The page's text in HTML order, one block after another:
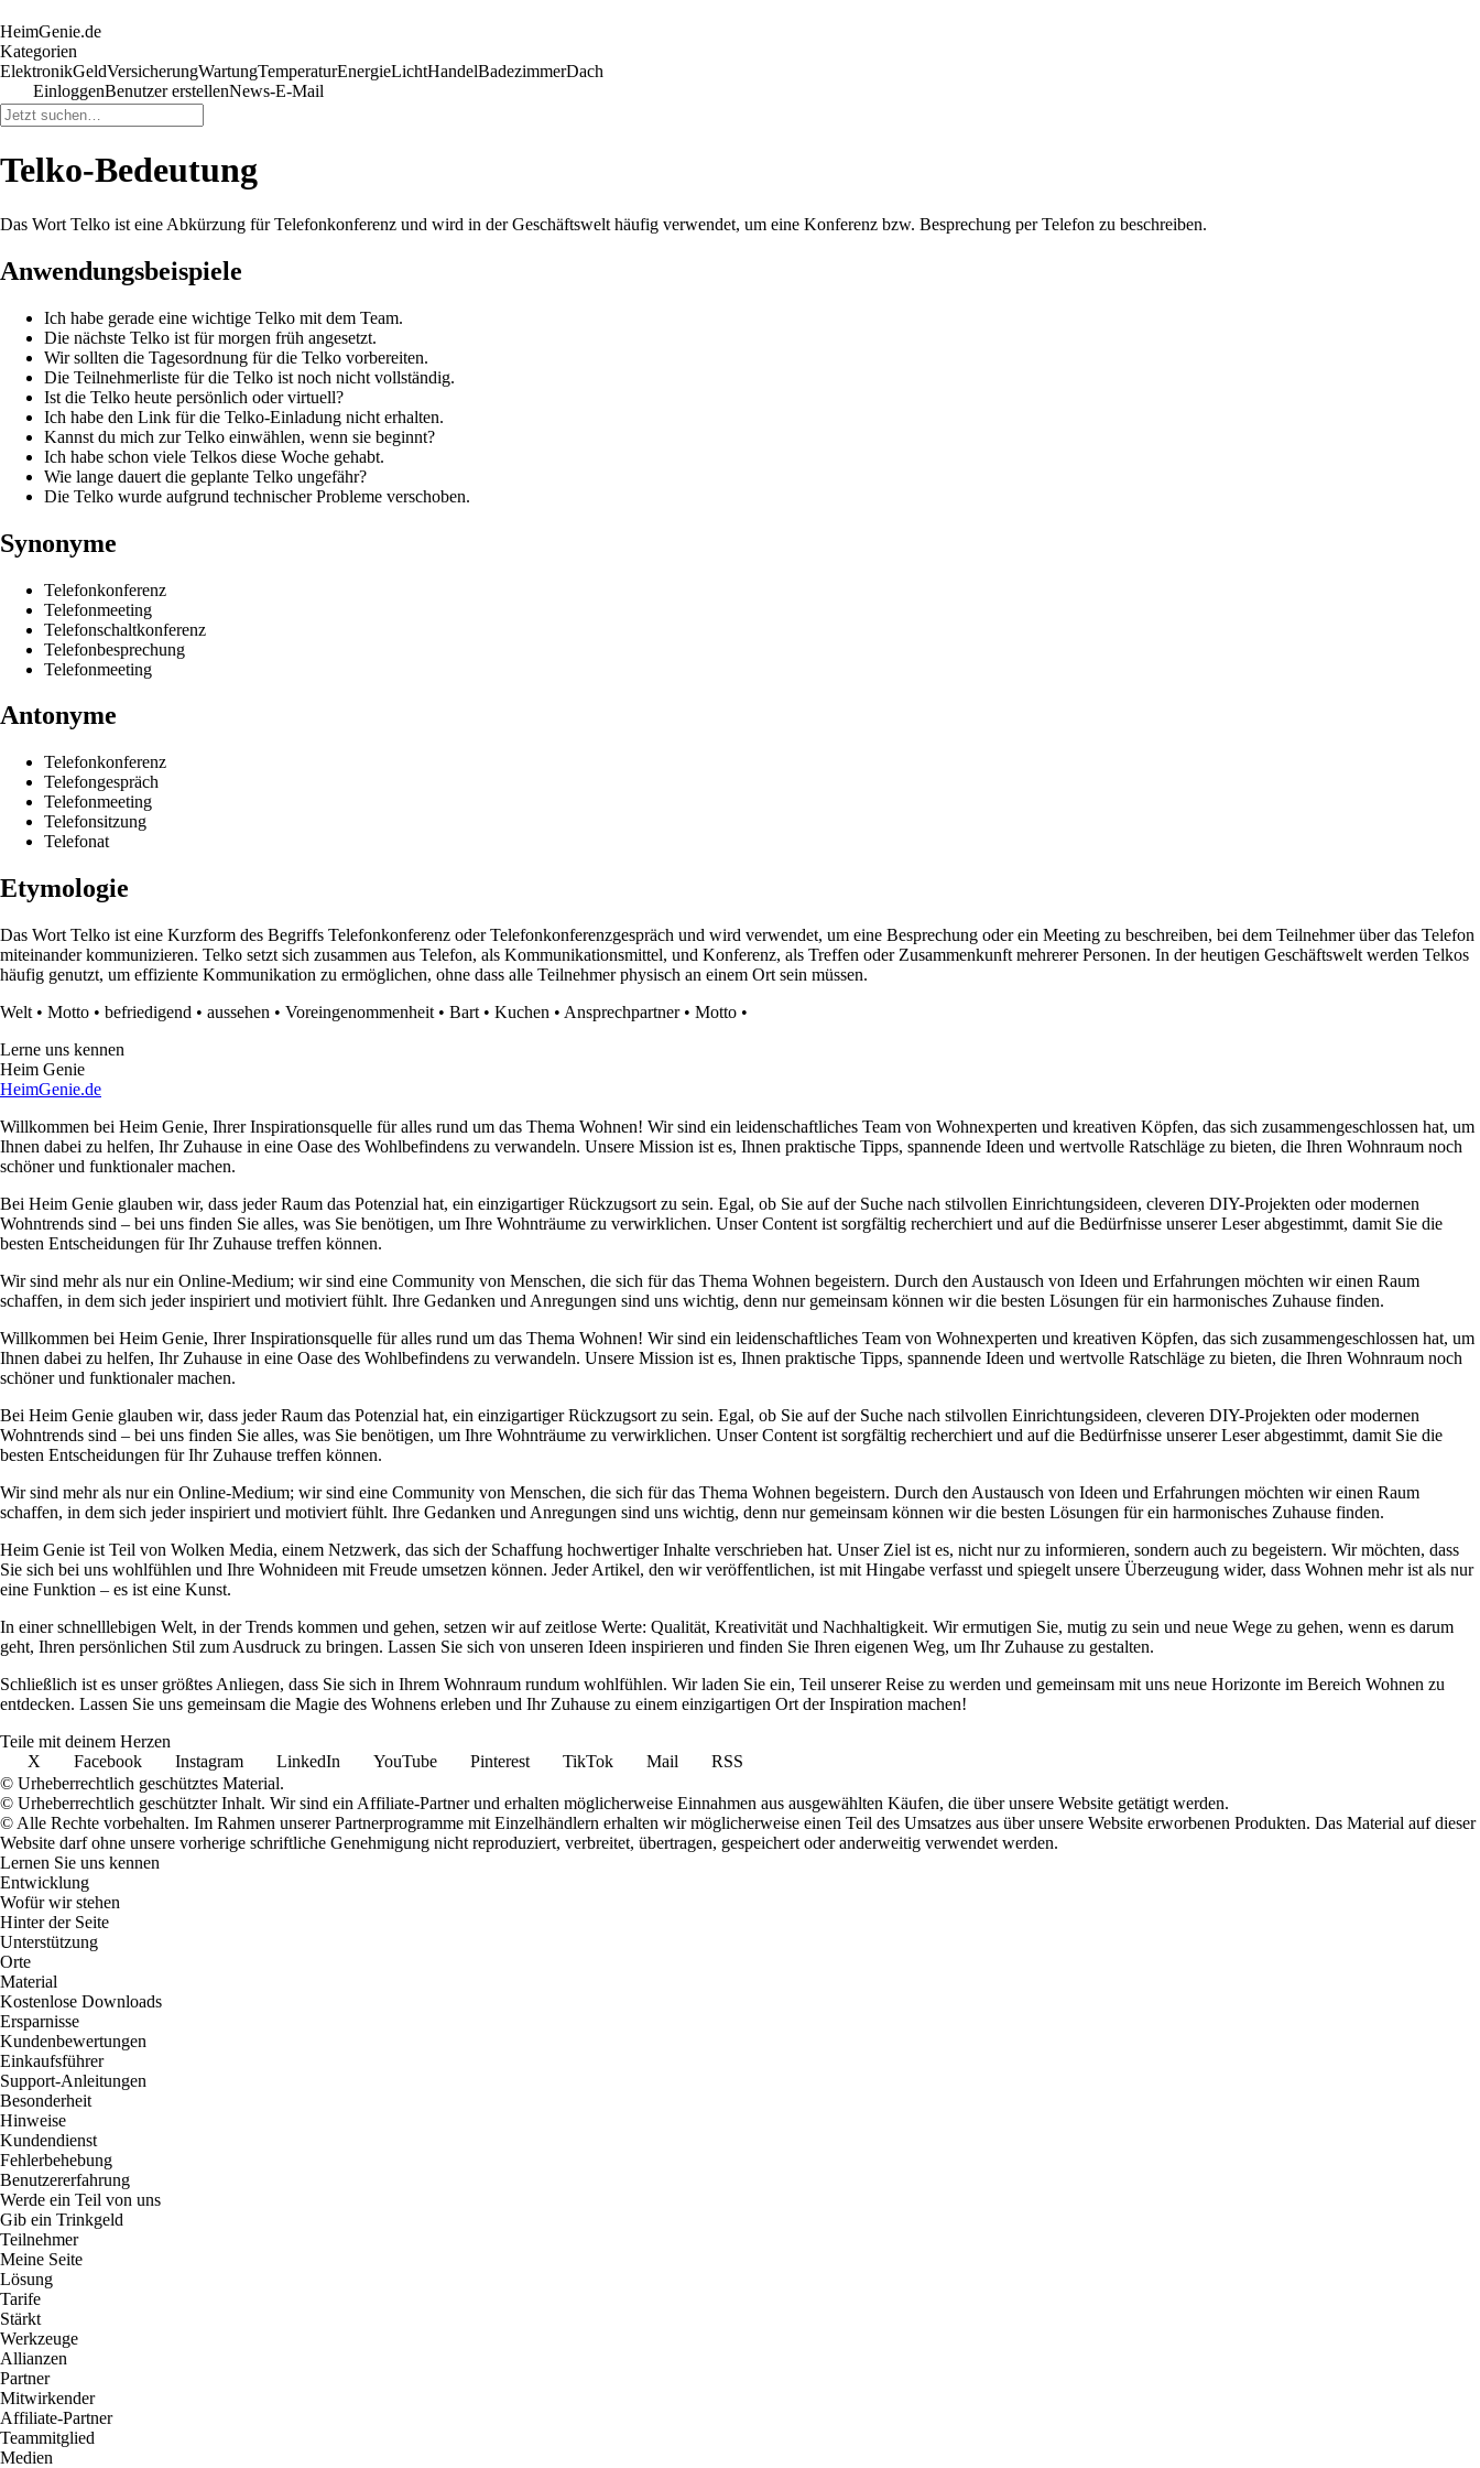
HeimGenie.de
Kategorien
ElektronikGeldVersicherungWartungTemperaturEnergieLichtHandelBadezimmerDach
EinloggenBenutzer erstellenNews-E-Mail
Telko-Bedeutung
Das Wort Telko ist eine Abkürzung für Telefonkonferenz und wird in der Geschäftswelt häufig verwendet, um eine Konferenz bzw. Besprechung per Telefon zu beschreiben.
Anwendungsbeispiele
Ich habe gerade eine wichtige Telko mit dem Team.
Die nächste Telko ist für morgen früh angesetzt.
Wir sollten die Tagesordnung für die Telko vorbereiten.
Die Teilnehmerliste für die Telko ist noch nicht vollständig.
Ist die Telko heute persönlich oder virtuell?
Ich habe den Link für die Telko-Einladung nicht erhalten.
Kannst du mich zur Telko einwählen, wenn sie beginnt?
Ich habe schon viele Telkos diese Woche gehabt.
Wie lange dauert die geplante Telko ungefähr?
Die Telko wurde aufgrund technischer Probleme verschoben.
Synonyme
Telefonkonferenz
Telefonmeeting
Telefonschaltkonferenz
Telefonbesprechung
Telefonmeeting
Antonyme
Telefonkonferenz
Telefongespräch
Telefonmeeting
Telefonsitzung
Telefonat
Etymologie
Das Wort Telko ist eine Kurzform des Begriffs Telefonkonferenz oder Telefonkonferenzgespräch und wird verwendet, um eine Besprechung oder ein Meeting zu beschreiben, bei dem Teilnehmer über das Telefon
miteinander kommunizieren. Telko setzt sich zusammen aus Telefon, als Kommunikationsmittel, und Konferenz, als Treffen oder Zusammenkunft mehrerer Personen. In der heutigen Geschäftswelt werden Telkos
häufig genutzt, um effiziente Kommunikation zu ermöglichen, ohne dass alle Teilnehmer physisch an einem Ort sein müssen.
Welt • Motto • befriedigend • aussehen • Voreingenommenheit • Bart • Kuchen • Ansprechpartner• Motto •
Lerne uns kennen
Heim Genie
HeimGenie.de
Willkommen bei Heim Genie, Ihrer Inspirationsquelle für alles rund um das Thema Wohnen! Wir sind ein leidenschaftliches Team von Wohnexperten und kreativen Köpfen, das sich zusammengeschlossen hat, um
Ihnen dabei zu helfen, Ihr Zuhause in eine Oase des Wohlbefindens zu verwandeln. Unsere Mission ist es, Ihnen praktische Tipps, spannende Ideen und wertvolle Ratschläge zu bieten, die Ihren Wohnraum noch
schöner und funktionaler machen.
Bei Heim Genie glauben wir, dass jeder Raum das Potenzial hat, ein einzigartiger Rückzugsort zu sein. Egal, ob Sie auf der Suche nach stilvollen Einrichtungsideen, cleveren DIY-Projekten oder modernen
Wohntrends sind – bei uns finden Sie alles, was Sie benötigen, um Ihre Wohnträume zu verwirklichen. Unser Content ist sorgfältig recherchiert und auf die Bedürfnisse unserer Leser abgestimmt, damit Sie die
besten Entscheidungen für Ihr Zuhause treffen können.
Wir sind mehr als nur ein Online-Medium; wir sind eine Community von Menschen, die sich für das Thema Wohnen begeistern. Durch den Austausch von Ideen und Erfahrungen möchten wir einen Raum
schaffen, in dem sich jeder inspiriert und motiviert fühlt. Ihre Gedanken und Anregungen sind uns wichtig, denn nur gemeinsam können wir die besten Lösungen für ein harmonisches Zuhause finden.
Willkommen bei Heim Genie, Ihrer Inspirationsquelle für alles rund um das Thema Wohnen! Wir sind ein leidenschaftliches Team von Wohnexperten und kreativen Köpfen, das sich zusammengeschlossen hat, um
Ihnen dabei zu helfen, Ihr Zuhause in eine Oase des Wohlbefindens zu verwandeln. Unsere Mission ist es, Ihnen praktische Tipps, spannende Ideen und wertvolle Ratschläge zu bieten, die Ihren Wohnraum noch
schöner und funktionaler machen.
Bei Heim Genie glauben wir, dass jeder Raum das Potenzial hat, ein einzigartiger Rückzugsort zu sein. Egal, ob Sie auf der Suche nach stilvollen Einrichtungsideen, cleveren DIY-Projekten oder modernen
Wohntrends sind – bei uns finden Sie alles, was Sie benötigen, um Ihre Wohnträume zu verwirklichen. Unser Content ist sorgfältig recherchiert und auf die Bedürfnisse unserer Leser abgestimmt, damit Sie die
besten Entscheidungen für Ihr Zuhause treffen können.
Wir sind mehr als nur ein Online-Medium; wir sind eine Community von Menschen, die sich für das Thema Wohnen begeistern. Durch den Austausch von Ideen und Erfahrungen möchten wir einen Raum
schaffen, in dem sich jeder inspiriert und motiviert fühlt. Ihre Gedanken und Anregungen sind uns wichtig, denn nur gemeinsam können wir die besten Lösungen für ein harmonisches Zuhause finden.
Heim Genie ist Teil von Wolken Media, einem Netzwerk, das sich der Schaffung hochwertiger Inhalte verschrieben hat. Unser Ziel ist es, nicht nur zu informieren, sondern auch zu begeistern. Wir möchten, dass
Sie sich bei uns wohlfühlen und Ihre Wohnideen mit Freude umsetzen können. Jeder Artikel, den wir veröffentlichen, ist mit Hingabe verfasst und spiegelt unsere Überzeugung wider, dass Wohnen mehr ist als nur
eine Funktion – es ist eine Kunst.
In einer schnelllebigen Welt, in der Trends kommen und gehen, setzen wir auf zeitlose Werte: Qualität, Kreativität und Nachhaltigkeit. Wir ermutigen Sie, mutig zu sein und neue Wege zu gehen, wenn es darum
geht, Ihren persönlichen Stil zum Ausdruck zu bringen. Lassen Sie sich von unseren Ideen inspirieren und finden Sie Ihren eigenen Weg, um Ihr Zuhause zu gestalten.
Schließlich ist es unser größtes Anliegen, dass Sie sich in Ihrem Wohnraum rundum wohlfühlen. Wir laden Sie ein, Teil unserer Reise zu werden und gemeinsam mit uns neue Horizonte im Bereich Wohnen zu
entdecken. Lassen Sie uns gemeinsam die Magie des Wohnens erleben und Ihr Zuhause zu einem einzigartigen Ort der Inspiration machen!
Teile mit deinem Herzen
X
Facebook Instagram LinkedIn YouTube Pinterest TikTok Mail
RSS
© Urheberrechtlich geschütztes Material.
© Urheberrechtlich geschützter Inhalt. Wir sind ein Affiliate-Partner und erhalten möglicherweise Einnahmen aus ausgewählten Käufen, die über unsere Website getätigt werden.
© Alle Rechte vorbehalten. Im Rahmen unserer Partnerprogramme mit Einzelhändlern erhalten wir möglicherweise einen Teil des Umsatzes aus über unsere Website erworbenen Produkten. Das Material auf dieser
Website darf ohne unsere vorherige schriftliche Genehmigung nicht reproduziert, verbreitet, übertragen, gespeichert oder anderweitig verwendet werden.
Lernen Sie uns kennen
Entwicklung
Wofür wir stehen
Hinter der Seite
Unterstützung
Orte
Material
Kostenlose Downloads
Ersparnisse
Kundenbewertungen
Einkaufsführer
Support-Anleitungen
Besonderheit
Hinweise
Kundendienst
Fehlerbehebung
Benutzererfahrung
Werde ein Teil von uns
Gib ein Trinkgeld
Teilnehmer
Meine Seite
Lösung
Tarife
Stärkt
Werkzeuge
Allianzen
Partner
Mitwirkender
Affiliate-Partner
Teammitglied
Medien